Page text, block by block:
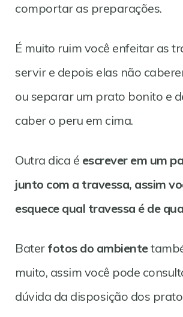
comportar as preparações.
É muito ruim você enfeitar as
servir e depois elas não
ou separar um prato bonito e
caber o peru em cima.
Outra dica é escrever em um
junto com a travessa, assim
esquece qual travessa é de
Baterfotos do ambiente
muito, assim você pode
dúvida da disposição dos